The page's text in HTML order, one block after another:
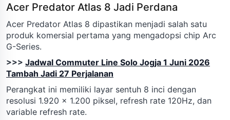
Acer Predator Atlas 8 Jadi Perdana
Acer Predator Atlas 8 dipastikan menjadi salah satu
produk komersial pertama yang mengadopsi chip Arc
G-Series.
>>> Jadwal Commuter Line Solo Jogja 1 Juni 2026
Tambah Jadi 27 Perjalanan
Perangkat ini memiliki layar sentuh 8 inci dengan
resolusi 1.920 x 1.200 piksel, refresh rate 120Hz, dan
variable refresh rate.